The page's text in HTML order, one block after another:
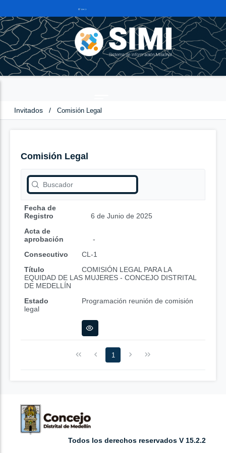
Invitados / Comisión Legal
Comisión Legal
Fecha de
Registro
6 de Junio de 2025
Acta de
aprobación
-
Consecutivo
CL-1
Título
COMISIÓN LEGAL PARA LA
EQUIDAD DE LAS MUJERES - CONCEJO DISTRITAL
DE MEDELLÍN
Estado
Programación reunión de comisión
legal
1
Todos los derechos reservados V 15.2.2